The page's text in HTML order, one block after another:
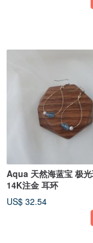
Aqua 天然海蓝宝 极
14K注金 耳环
US$ 32.54